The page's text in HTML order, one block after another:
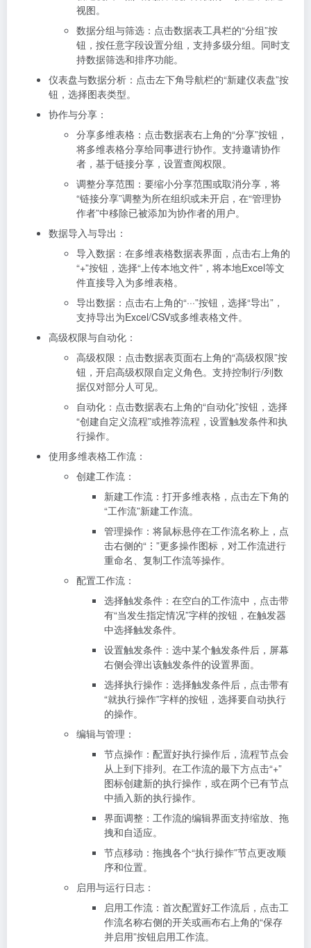
视图。
数据分组与筛选：点击数据表工具栏的“分组”按
钮，按任意字段设置分组，支持多级分组。同时支
持数据筛选和排序功能。
仪表盘与数据分析：点击左下角导航栏的“新建仪表盘”按
钮，选择图表类型。
协作与分享：
分享多维表格：点击数据表右上角的“分享”按钮，
将多维表格分享给同事进行协作。支持邀请协作
者，基于链接分享，设置查阅权限。
调整分享范围：要缩小分享范围或取消分享，将
“链接分享”调整为所在组织或未开启，在“管理协
作者”中移除已被添加为协作者的用户。
数据导入与导出：
导入数据：在多维表格数据表界面，点击右上角的
“+”按钮，选择“上传本地文件”，将本地Excel等文
件直接导入为多维表格。
导出数据：点击右上角的“···”按钮，选择“导出”，
支持导出为Excel/CSV或多维表格文件。
高级权限与自动化：
高级权限：点击数据表页面右上角的“高级权限”按
钮，开启高级权限自定义角色。支持控制行/列数
据仅对部分人可见。
自动化：点击数据表右上角的“自动化”按钮，选择
“创建自定义流程”或推荐流程，设置触发条件和执
行操作。
使用多维表格工作流：
创建工作流：
新建工作流：打开多维表格，点击左下角的
“工作流”新建工作流。
管理操作：将鼠标悬停在工作流名称上，点
击右侧的“⋮”更多操作图标，对工作流进行
重命名、复制工作流等操作。
配置工作流：
选择触发条件：在空白的工作流中，点击带
有“当发生指定情况”字样的按钮，在触发器
中选择触发条件。
设置触发条件：选中某个触发条件后，屏幕
右侧会弹出该触发条件的设置界面。
选择执行操作：选择触发条件后，点击带有
“就执行操作”字样的按钮，选择要自动执行
的操作。
编辑与管理：
节点操作：配置好执行操作后，流程节点会
从上到下排列。在工作流的最下方点击“+”
图标创建新的执行操作，或在两个已有节点
中插入新的执行操作。
界面调整：工作流的编辑界面支持缩放、拖
拽和自适应。
节点移动：拖拽各个“执行操作”节点更改顺
序和位置。
启用与运行日志：
启用工作流：首次配置好工作流后，点击工
作流名称右侧的开关或画布右上角的“保存
并启用”按钮启用工作流。